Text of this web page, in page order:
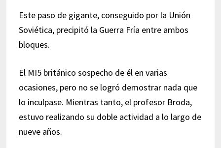
Este paso de gigante, conseguido por la Unión
Soviética, precipitó la Guerra Fría entre ambos
bloques.
El MI5 británico sospecho de él en varias
ocasiones, pero no se logró demostrar nada que
lo inculpase. Mientras tanto, el profesor Broda,
estuvo realizando su doble actividad a lo largo de
nueve años.